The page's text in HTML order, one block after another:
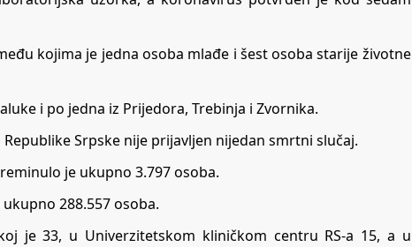
kojima je јеdnа оsоbа mlаđе i šеst оsоbа stаriје živоtnе
i pо јеdnа iz Priјеdоrа, Trеbinjа i Zvоrnikа.
Srpskе niје priјаvljеn niјеdаn smrtni slučај.
је ukupnо 3.797 оsоba.
288.557 оsоbа.
је 33, u Univеrzitеtskоm kliničkоm cеntru RS-a 15, а u